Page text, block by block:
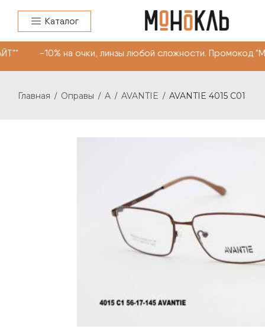
Каталог
на очки, линзы любой сложности.
Главная / Оправы / A / AVANTIE / AVANTIE 4015 С01